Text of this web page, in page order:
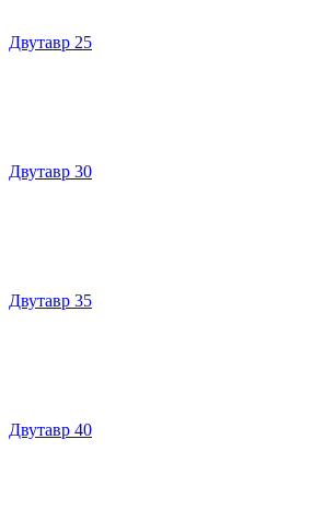
Двутавр 25
Двутавр 30
Двутавр 35
Двутавр 40